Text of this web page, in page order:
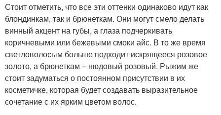
Стоит отметить, что все эти оттенки одинаково идут как
блондинкам, так и брюнеткам. Они могут смело делать
винный акцент на губы, а глаза подчеркивать
коричневыми или бежевыми смоки айс. В то же время
светловолосым больше подходит искрящееся розовое
золото, а брюнеткам – нюдовый розовый. Рыжим же
стоит задуматься о постоянном присутствии в их
косметичке, которая будет создавать выразительное
сочетание с их ярким цветом волос.